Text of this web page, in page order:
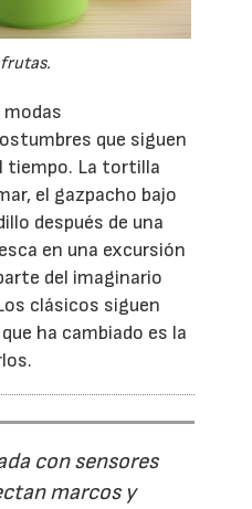
modas
que siguen
tiempo. La tortilla
el gazpacho bajo
después de una
en una excursión
del imaginario
clásicos siguen
ha cambiado es la
con sensores
marcos y